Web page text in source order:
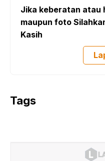
Jika keberatan atau
maupun foto
Kasih
Tags